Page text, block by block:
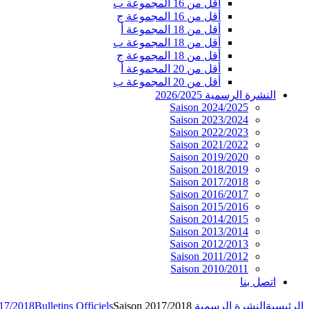
أقل من 16 المجموعة ب
أقل من 16 المجموعة ج
أقل من 18 المجموعة أ
أقل من 18 المجموعة ب
أقل من 18 المجموعة ج
أقل من 20 المجموعة أ
أقل من 20 المجموعة ب
النشرة الرسمية 2026/2025
Saison 2024/2025
Saison 2023/2024
Saison 2022/2023
Saison 2021/2022
Saison 2019/2020
Saison 2018/2019
Saison 2017/2018
Saison 2016/2017
Saison 2015/2016
Saison 2014/2015
Saison 2013/2014
Saison 2012/2013
Saison 2011/2012
Saison 2010/2011
اتصل بنا
الرئيسية النشرة الرسمية 2026/2025 2018Bulletins OfficielsSaison 2017/2018